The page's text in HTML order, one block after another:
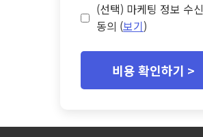
(선택) 마케팅 정보 수신
동의 (보기)
비용 확인하기 >